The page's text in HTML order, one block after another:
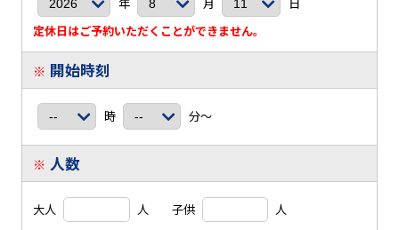
定休日はご予約いただくことができません。
※ 開始時刻
時 分～
※ 人数
大人 人 子供 人